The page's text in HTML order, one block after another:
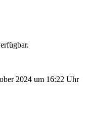
2024 um 16:22 Uhr